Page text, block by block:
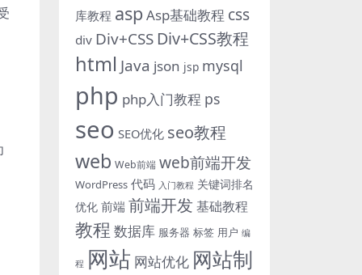
库教程 asp Asp基础教程 css
div Div+CSS Div+CSS教程
html Java json jsp mysql
php php入门教程 ps
seo SEO优化 seo教程
web Web前端 web前端开发
WordPress 代码 入门教程 关键词排名
优化 前端 前端开发 基础教程
教程 数据库 服务器 标签 用户 编
程 网站 网站优化 网站制